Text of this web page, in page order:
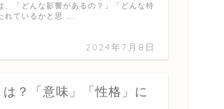
2024年7月8日
、「どんな影響があるの？」「どんな特
れているかと思 …
？「意味」「性格」に